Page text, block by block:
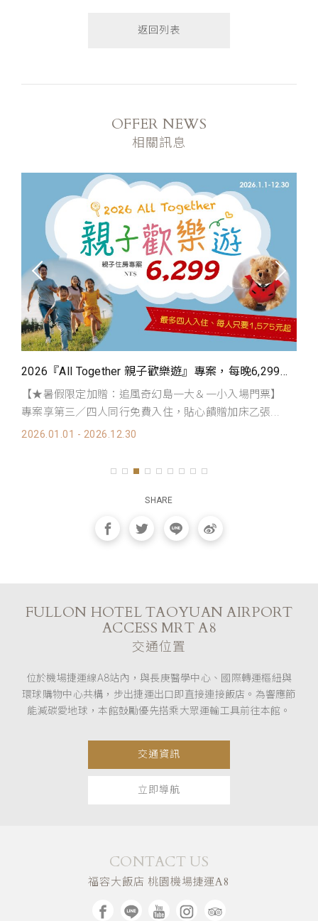
返回列表
OFFER NEWS
相關訊息
2026『All Together 親子歡樂遊』專案，每晚6,299起～暑假限定加贈追風奇幻島門票！
【★暑假限定加贈：追風奇幻島一大＆一小入場門票】
專案享第三／四人同行免費入住，貼心饋贈加床乙張...
2026.01.01 - 2026.12.30
SHARE
FULLON HOTEL TAOYUAN AIRPORT
ACCESS MRT A8
交通位置
位於機場捷運線A8站內，與長庚醫學中心、國際轉運樞紐與
環球購物中心共構，步出捷運出口即直接連接飯店。為響應節
能減碳愛地球，本館鼓勵優先搭乘大眾運輸工具前往本館。
交通資訊
立即導航
CONTACT US
福容大飯店 桃園機場捷運A8